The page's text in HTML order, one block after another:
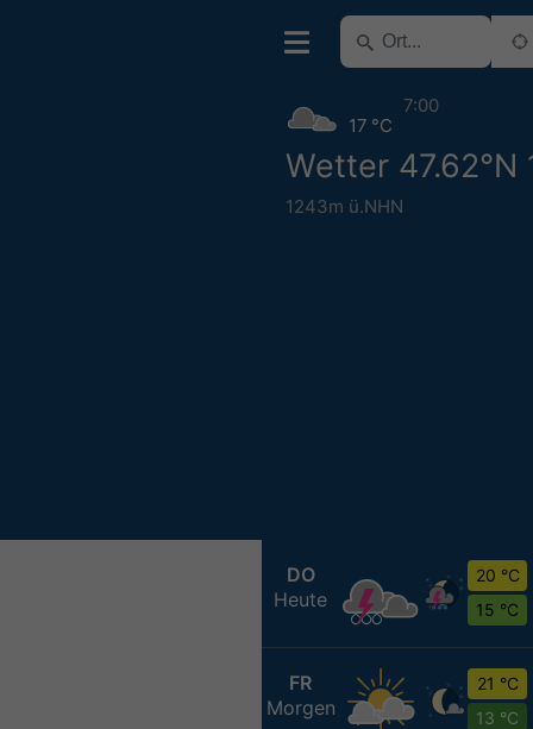
Wetter 47.62°N
1243m ü.NHN
17 °C
7:00
DO
Heute
20 °C
15 °C
FR
Morgen
21 °C
13 °C